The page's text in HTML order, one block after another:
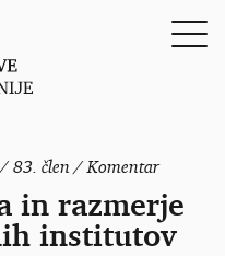
83. člen / Komentar
in razmerje
institutov